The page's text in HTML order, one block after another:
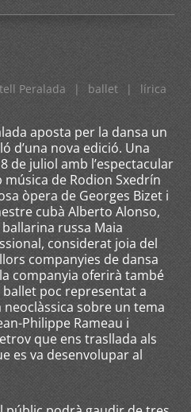
Peralada | ballet | lírica
aposta per la dansa un
d’una nova edició. Una
de juliol amb l’espectacular
de Rodion Sxedrín
òpera de Georges Bizet i
cubà Alberto Alonso,
russa Maia
considerat joia del
companyies de dansa
companyia oferirà també
poc representat a
sobre un tema
Philippe Rameau i
que ens trasllada als
es va desenvolupar al